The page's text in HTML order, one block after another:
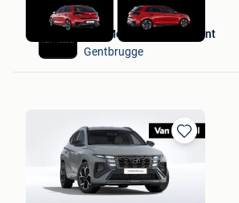
Van Mossel Hyundai Gent
Gentbrugge
Bewaren
in
Mijn
Favorieten